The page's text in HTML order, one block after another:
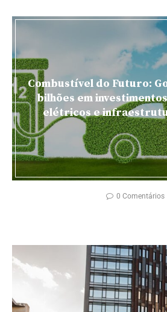
Combustível do Futuro:
bilhões em
elétricos e
0 Comentários